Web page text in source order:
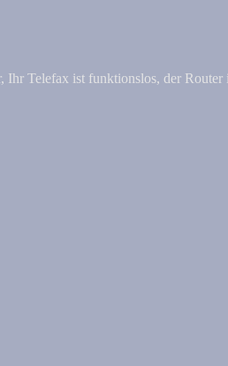
Telefax ist funktionslos, der Router